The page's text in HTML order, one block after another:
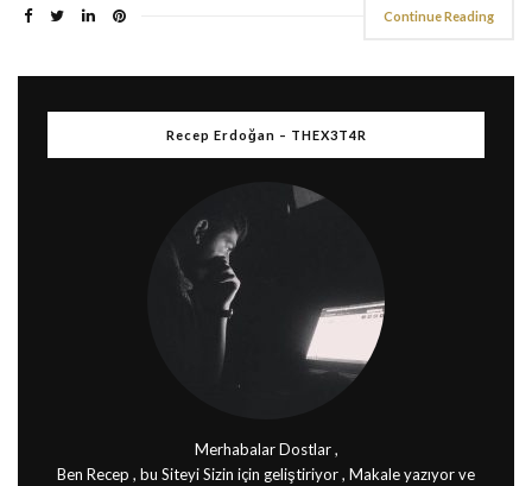
Continue Reading
Recep Erdoğan – THEX3T4R
Merhabalar Dostlar ,
Ben Recep , bu Siteyi Sizin için geliştiriyor , Makale yazıyor ve